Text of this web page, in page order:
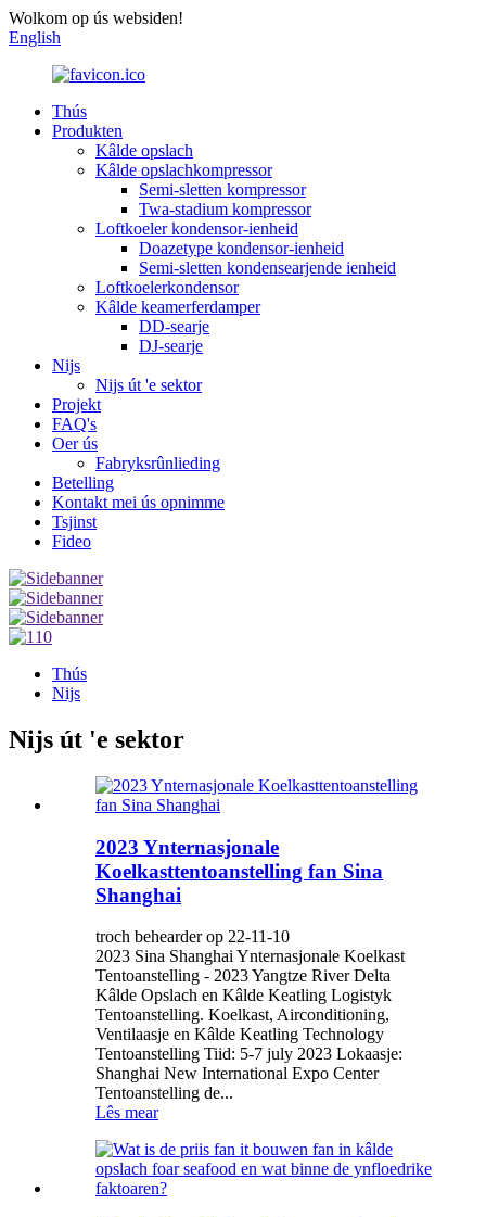
Wolkom op ús websiden!
English
Thús
Produkten
Kâlde opslach
Kâlde opslachkompressor
Semi-sletten kompressor
Twa-stadium kompressor
Loftkoeler kondensor-ienheid
Doazetype kondensor-ienheid
Semi-sletten kondensearjende ienheid
Loftkoelerkondensor
Kâlde keamerferdamper
DD-searje
DJ-searje
Nijs
Nijs út 'e sektor
Projekt
FAQ's
Oer ús
Fabryksrûnlieding
Betelling
Kontakt mei ús opnimme
Tsjinst
Fideo
Thús
Nijs
Nijs út 'e sektor
2023 Ynternasjonale
Koelkasttentoanstelling fan Sina
Shanghai
troch behearder op 22-11-10
2023 Sina Shanghai Ynternasjonale Koelkast
Tentoanstelling - 2023 Yangtze River Delta
Kâlde Opslach en Kâlde Keatling Logistyk
Tentoanstelling. Koelkast, Airconditioning,
Ventilaasje en Kâlde Keatling Technology
Tentoanstelling Tiid: 5-7 july 2023 Lokaasje:
Shanghai New International Expo Center
Tentoanstelling de...
Lês mear